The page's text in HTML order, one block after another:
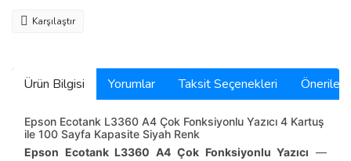
Karşılaştır
Ürün Bilgisi Yorumlar Taksit Seçenekleri
Epson Ecotank L3360 A4 Çok Fonksiyonlu Yazıcı 4 Kartuş
ile 100 Sayfa Kapasite Siyah Renk
Epson Ecotank L3360 A4 Çok Fonksiyonlu Yazıcı —